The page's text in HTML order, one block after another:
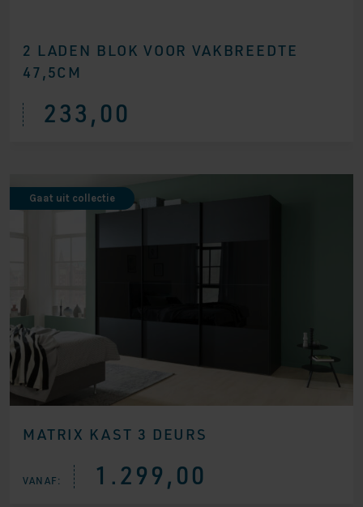
2 LADEN BLOK VOOR VAKBREEDTE
47,5CM
233,00
MATRIX KAST 3 DEURS
Gaat uit collectie
VANAF: 1.299,00